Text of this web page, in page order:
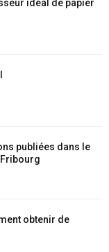
idéal de papier
publiées dans le
obtenir de